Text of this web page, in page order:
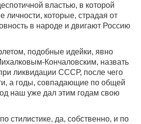
властью, в которой
личности, которые, страдая от
в народе и двигают Россию
подобные идейки, явно
Кончаловским, назвать
ликвидации СССР, после чего
а годы, совпадающие по общей
наш уже дал этим годам свою
стилистике, да, собственно, и по